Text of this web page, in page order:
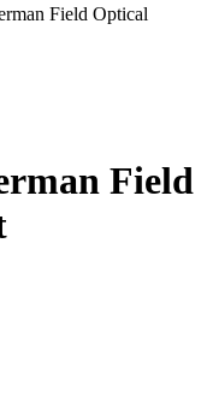
Field Optical
Field